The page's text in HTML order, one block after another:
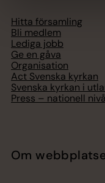
Hitta församling
Bli medlem
Lediga jobb
Ge en gåva
Organisation
Act Svenska kyrkan
Svenska kyrkan i
Press – nationell nivå
Om